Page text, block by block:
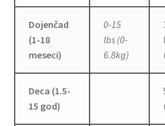
Dojenčad
(1-18
meseci)
0-15
lbs (0-
6.8kg)
Deca (1.5-
15 god)